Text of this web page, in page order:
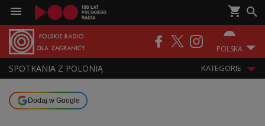
POLSKA
SPOTKANIA Z POLONIĄ KATEGORIE
Dodaj w Google